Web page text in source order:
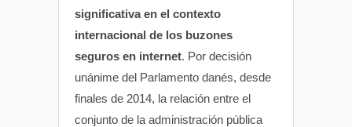
significativa en el contexto
internacional de los buzones
seguros en internet. Por decisión
unánime del Parlamento danés, desde
finales de 2014, la relación entre el
conjunto de la administración pública